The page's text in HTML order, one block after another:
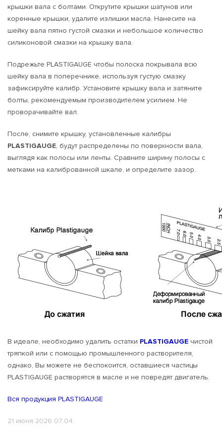
крышки вала с болтами. Открутите крышки шатунов или
коренные крышки, удалите излишки масла. Нанесите на
шейку вала пятно густой смазки и небольшое количество
силиконовой смазки на крышку вала.
Подрежьте PLASTIGAUGE чтобы полоска покрывала всю
шейку вала в поперечнике, используя густую смазку
зафиксируйте калибр. Установите крышку вала и затяните
болты, рекомендуемым производителем усилием. Не
проворачивайте вал.
После, снимите крышку, установленные калибры
PLASTIGAUGE, будут распределены по поверхности вала,
выглядя как полосы или ленты. Сравните ширину полосы с
метками на калиброванной шкале, и определите зазор.
В идеале, необходимо удалить остатки PLASTIGAUGE чистой
тряпкой или с помощью промышленного растворителя,
однако, Вы можете не беспокоится, оставшиеся частицы
PLASTIGAUGE растворятся в масле и не повредят двигатель.
Вся продукция PLASTIGAUGE
21 июня 2026 07:04